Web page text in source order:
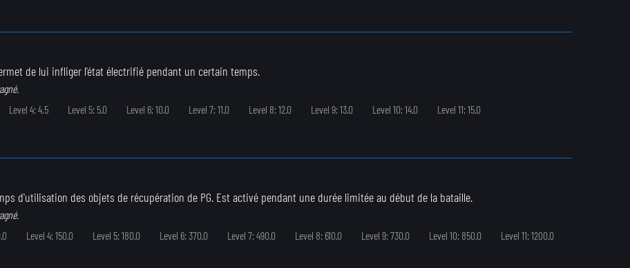
de lui infliger l'état électrifié pendant un certain temps.
Level 4: 4.5 Level 5: 5.0 Level 6: 10.0 Level 7: 11.0 Level 8: 12.0 Level 9: 13.0 Level 10: 14.0
Level 11: 15.0
d'utilisation des objets de récupération de PG. Est activé pendant une durée limitée au début de la bataille.
Level 4: 150.0 Level 5: 180.0 Level 6: 370.0 Level 7: 490.0 Level 8: 610.0 Level 9: 730.0 Level 10: 850.0
Level 11: 1200.0